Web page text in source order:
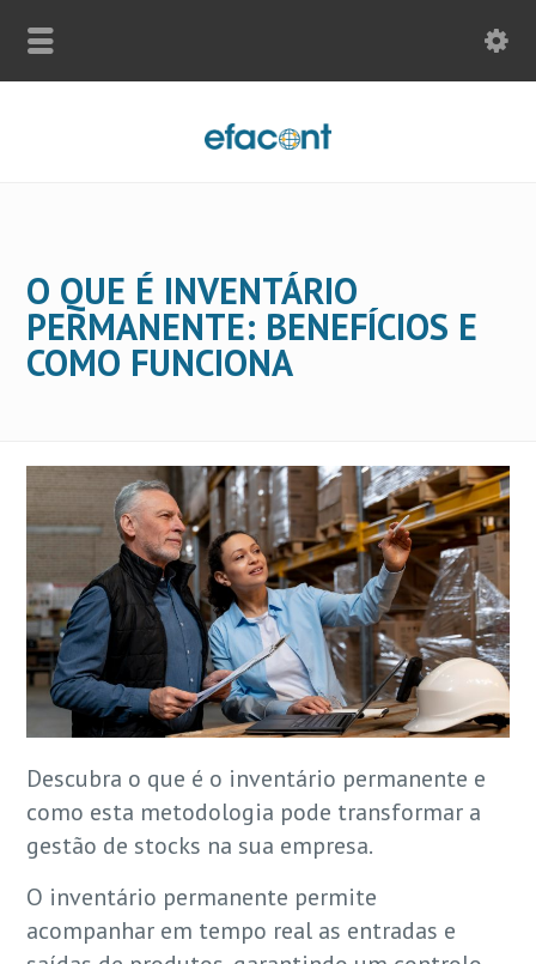
O QUE É INVENTÁRIO
PERMANENTE: BENEFÍCIOS E
COMO FUNCIONA
Descubra o que é o inventário permanente e
como esta metodologia pode transformar a
gestão de stocks na sua empresa.
O inventário permanente permite
acompanhar em tempo real as entradas e